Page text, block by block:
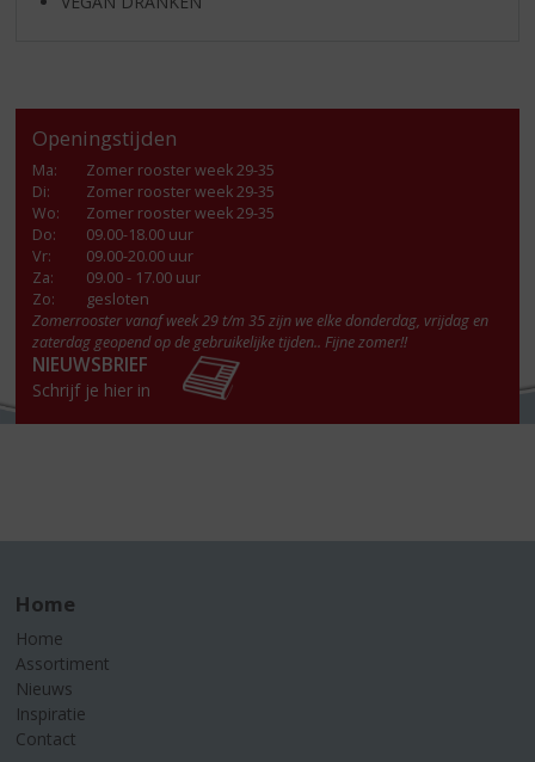
Openingstijden
Ma:
Zomer rooster week 29-35
Di:
Zomer rooster week 29-35
Wo:
Zomer rooster week 29-35
Do:
09.00-18.00 uur
Vr:
09.00-20.00 uur
Za:
09.00 - 17.00 uur
Zo:
gesloten
Zomerrooster vanaf week 29 t/m 35 zijn we elke donderdag, vrijdag en
zaterdag geopend op de gebruikelijke tijden.. Fijne zomer!!
NIEUWSBRIEF
Schrijf je hier in
Home
Home
Assortiment
Nieuws
Inspiratie
Contact